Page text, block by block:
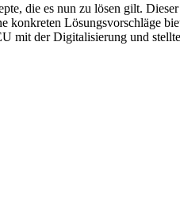
die es nun zu lösen gilt.
Lösungsvorschläge
mit der Digitalisierung und